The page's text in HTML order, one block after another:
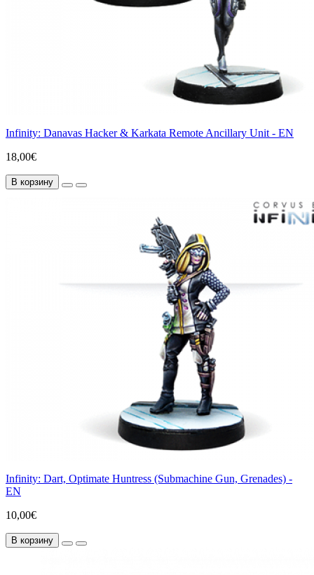
Infinity: Danavas Hacker & Karkata Remote Ancillary Unit - EN
18,00€
В корзину
Infinity: Dart, Optimate Huntress (Submachine Gun, Grenades) -
EN
10,00€
В корзину